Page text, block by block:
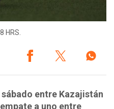
HRS.
entre Kazajistán
a uno entre